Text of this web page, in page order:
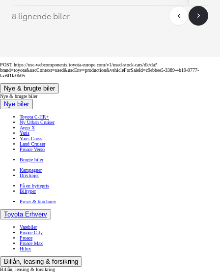
8 lignende biler
POST https://usc-webcomponents.toyota-europe.com/v1/used-stock-cars/dk/da?
brand=toyota&uscContext=used&uscEnv=production&vehicleForSaleId=c9ebbee5-3389-4b19-9777-
faa6f1fa0b05
Nye & brugte biler
Nye & brugte biler
Nye biler
Toyota C-HR+
Ny Urban Cruiser
Aygo X
Yaris
Yaris Cross
Land Cruiser
Proace Verso
Brugte biler
Kampagner
Drivlinjer
Få en byttepris
Biltyper
Priser & brochurer
Toyota Erhverv
Varebiler
Proace City
Proace
Proace Max
Hilux
Billån, leasing & forsikring
Billån, leasing & forsikring